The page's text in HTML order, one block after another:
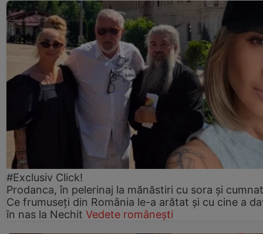
#Exclusiv Click!
Prodanca, în pelerinaj la mănăstiri cu sora și
Ce frumuseți din România le-a arătat și cu cine a
în nas la Nechit Vedete românești